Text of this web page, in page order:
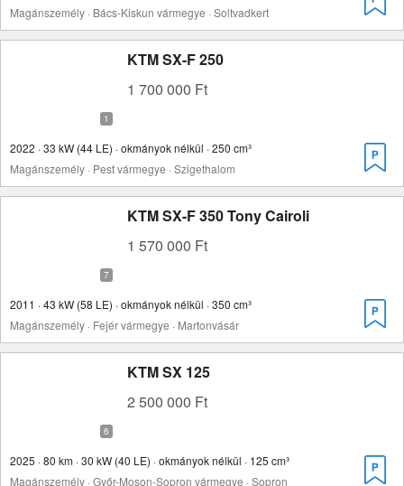
Magánszemély · Bács-Kiskun vármegye · Soltvadkert
KTM SX-F 250
1 700 000 Ft
2022 · 33 kW (44 LE) · okmányok nélkül · 250 cm³
Magánszemély · Pest vármegye · Szigethalom
KTM SX-F 350 Tony Cairoli
1 570 000 Ft
2011 · 43 kW (58 LE) · okmányok nélkül · 350 cm³
Magánszemély · Fejér vármegye · Martonvásár
KTM SX 125
2 500 000 Ft
2025 · 80 km · 30 kW (40 LE) · okmányok nélkül · 125 cm³
Magánszemély · Győr-Moson-Sopron vármegye · Sopron